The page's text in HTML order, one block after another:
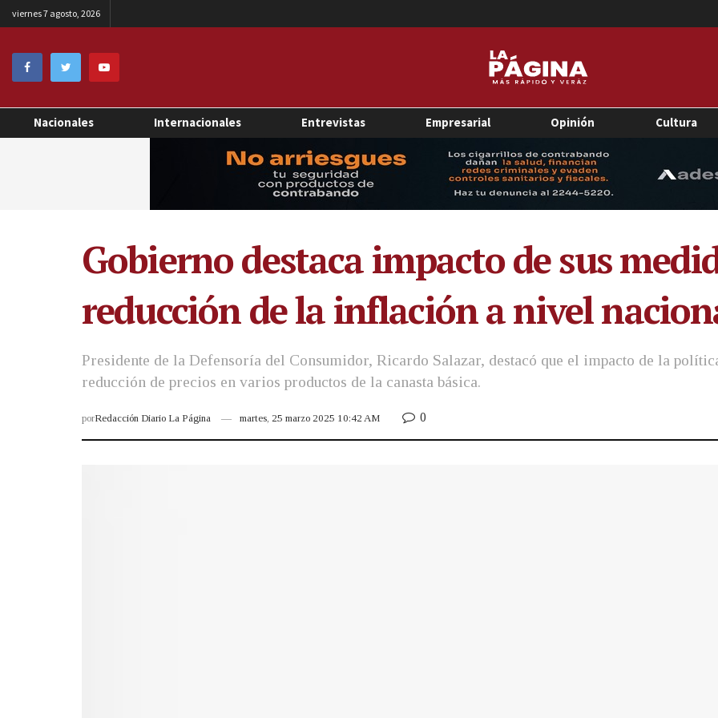
viernes 7 agosto, 2026
Nacionales Internacionales Entrevistas Empresarial Opinión Cultura
Gobierno destaca impacto de sus
reducción de la inflación a nivel
Presidente de la Defensoría del Consumidor, Ricardo Salazar, destacó que el impacto de la
reducción de precios en varios productos de la canasta básica.
porRedacción Diario La Página martes, 25 marzo 2025 10:42 AM 0